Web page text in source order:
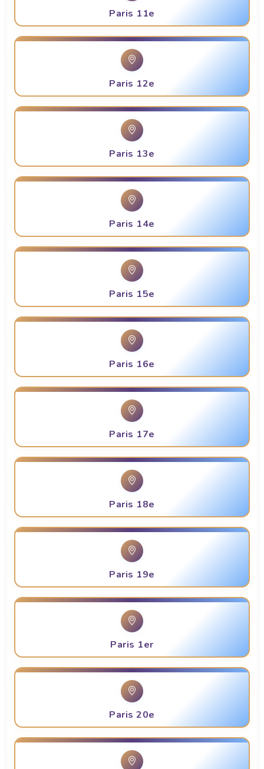
Paris 11e
Paris 12e
Paris 13e
Paris 14e
Paris 15e
Paris 16e
Paris 17e
Paris 18e
Paris 19e
Paris 1er
Paris 20e